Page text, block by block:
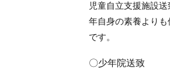
児童自立支援施設
年自身の素養より
です。
〇少年院送致